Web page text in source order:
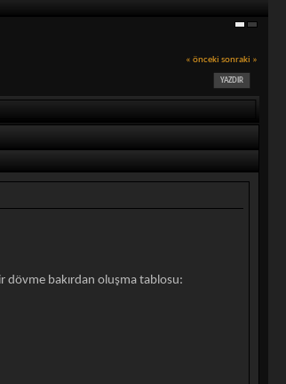
« önceki sonraki »
YAZDIR
dövme bakırdan oluşma tablosu: